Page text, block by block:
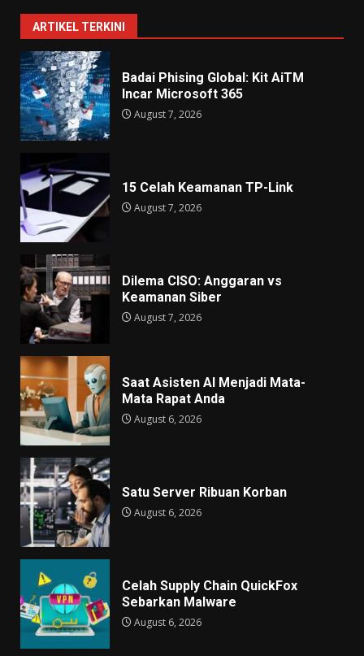
ARTIKEL TERKINI
Badai Phising Global: Kit AiTM
Incar Microsoft 365
August 7, 2026
15 Celah Keamanan TP-Link
August 7, 2026
Dilema CISO: Anggaran vs
Keamanan Siber
August 7, 2026
Saat Asisten AI Menjadi Mata-
Mata Rapat Anda
August 6, 2026
Satu Server Ribuan Korban
August 6, 2026
Celah Supply Chain QuickFox
Sebarkan Malware
August 6, 2026